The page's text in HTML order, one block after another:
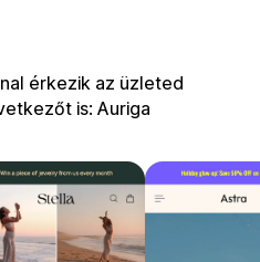
érkezik az üzleted
is: Auriga